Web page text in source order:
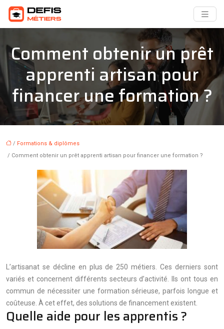
Comment obtenir un prêt
apprenti artisan pour
financer une formation ?
/ Formations & diplômes
/ Comment obtenir un prêt apprenti artisan pour financer une formation ?
L’artisanat se décline en plus de 250 métiers. Ces derniers sont
variés et concernent différents secteurs d’activité. Ils ont tous en
commun de nécessiter une formation sérieuse, parfois longue et
coûteuse. À cet effet, des solutions de financement existent.
Quelle aide pour les apprentis ?